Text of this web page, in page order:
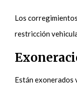
Los
restricción
Están exonerados